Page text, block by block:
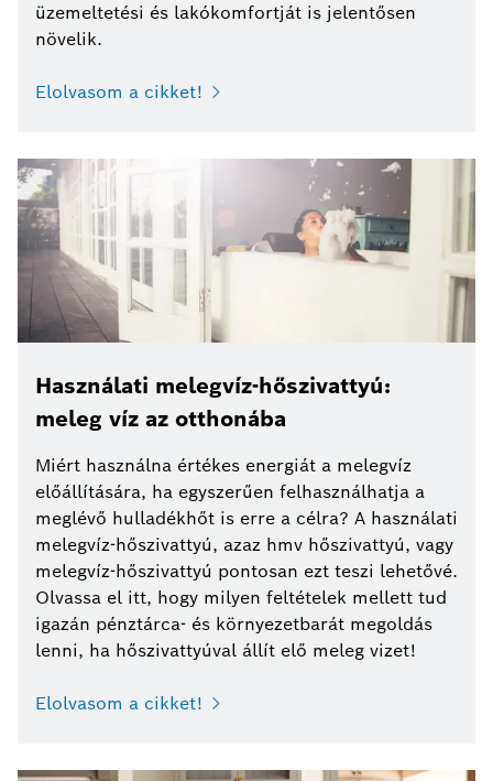
üzemeltetési és lakókomfortját is jelentősen
növelik.
Elolvasom a cikket!
Használati melegvíz-hőszivattyú:
meleg víz az otthonába
Miért használna értékes energiát a melegvíz
előállítására, ha egyszerűen felhasználhatja a
meglévő hulladékhőt is erre a célra? A használati
melegvíz-hőszivattyú, azaz hmv hőszivattyú, vagy
melegvíz-hőszivattyú pontosan ezt teszi lehetővé.
Olvassa el itt, hogy milyen feltételek mellett tud
igazán pénztárca- és környezetbarát megoldás
lenni, ha hőszivattyúval állít elő meleg vizet!
Elolvasom a cikket!